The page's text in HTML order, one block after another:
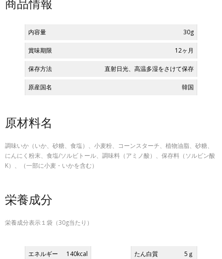
内容量 30g
賞味期限 12ヶ月
保存方法 直射日光、高温多湿をさけて保存
原産国名 韓国
原材料名
調味いか（いか、砂糖、食塩）、小麦粉、コーンスターチ、植物油脂、砂糖、
にんにく粉末、食塩/ソルビトール、調味料（アミノ酸）、保存料（ソルビン酸
K）、（一部に小麦・いかを含む）
栄養成分
栄養成分表示１袋（30g当たり）
エネルギー 140kcal たん白質 5ｇ